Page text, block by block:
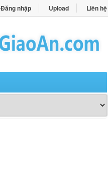
Đăng nhập Upload Liên hệ